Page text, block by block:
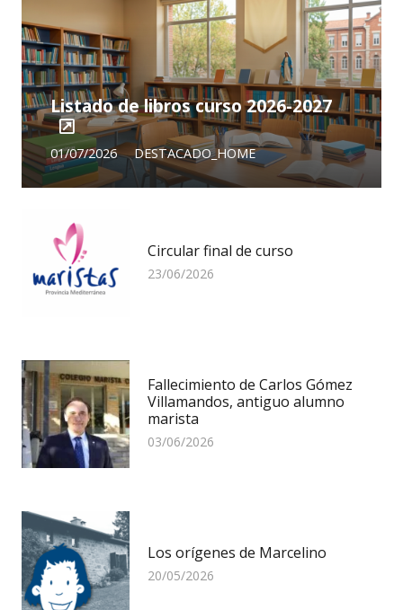
Listado de libros curso 2026-2027
01/07/2026 DESTACADO_HOME
Circular final de curso
23/06/2026
Fallecimiento de Carlos Gómez
Villamandos, antiguo alumno
marista
03/06/2026
Los orígenes de Marcelino
20/05/2026